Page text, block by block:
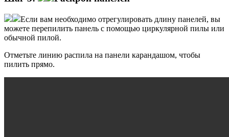
Если вам необходимо отрегулировать длину панелей, вы
можете перепилить панель с помощью циркулярной пилы или
обычной пилой.
Отметьте линию распила на панели карандашом, чтобы
пилить прямо.